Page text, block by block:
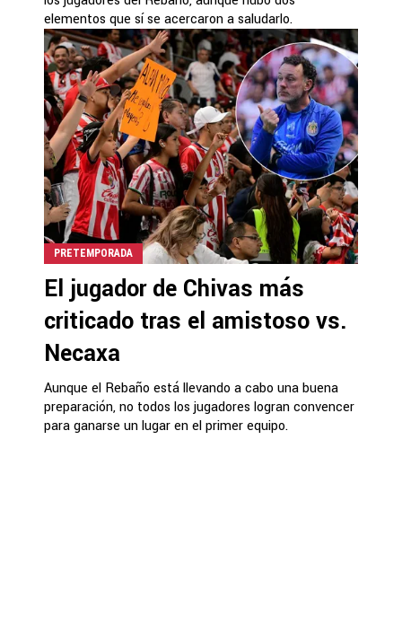
elementos que sí se acercaron a saludarlo.
PRETEMPORADA
El jugador de Chivas más
criticado tras el amistoso vs.
Necaxa
Aunque el Rebaño está llevando a cabo una buena
preparación, no todos los jugadores logran convencer
para ganarse un lugar en el primer equipo.